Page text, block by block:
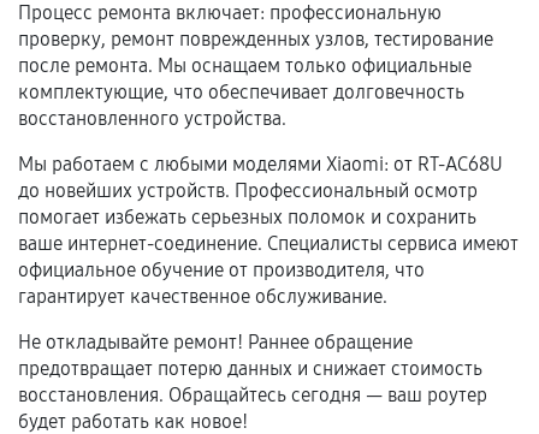
фиксируются в документах.
Когда гарантия не действует
Нарушение правил эксплуатации,
механические повреждения, попадание влаги,
перегрев, коррозия.
Самостоятельный ремонт или вмешательство
третьих лиц.
Естественный износ деталей, если иное не
предусмотрено отдельно.
Обращение после окончания гарантийного
Процесс ремонта включает: профессиональную
проверку, ремонт поврежденных узлов, тестирование
после ремонта. Мы оснащаем только официальные
комплектующие, что обеспечивает долговечность
восстановленного устройства.
Мы работаем с любыми моделями Xiaomi: от RT-AC68U
до новейших устройств. Профессиональный осмотр
помогает избежать серьезных поломок и сохранить
ваше интернет-соединение. Специалисты сервиса имеют
официальное обучение от производителя, что
гарантирует качественное обслуживание.
Не откладывайте ремонт! Раннее обращение
предотвращает потерю данных и снижает стоимость
восстановления. Обращайтесь сегодня — ваш роутер
будет работать как новое!